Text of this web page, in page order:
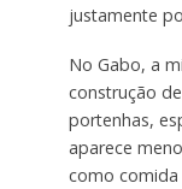
justamente
No Gabo, a
construção
portenhas,
aparece
como comida